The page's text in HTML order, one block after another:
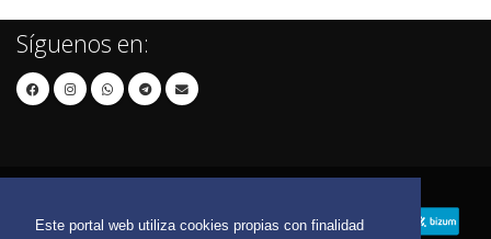
Este portal web utiliza cookies propias con finalidad
Síguenos en: